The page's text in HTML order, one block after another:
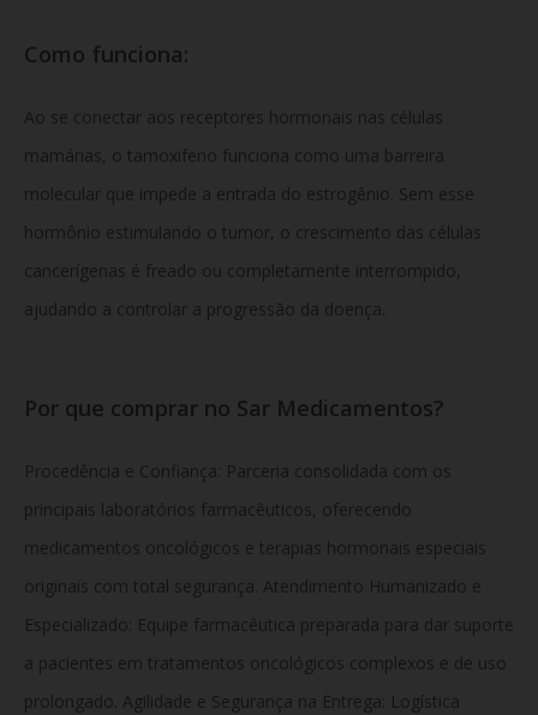
Como funciona:
Ao se conectar aos receptores hormonais nas células
mamárias, o tamoxifeno funciona como uma barreira
molecular que impede a entrada do estrogênio. Sem esse
hormônio estimulando o tumor, o crescimento das células
cancerígenas é freado ou completamente interrompido,
ajudando a controlar a progressão da doença.
Por que comprar no Sar Medicamentos?
Procedência e Confiança: Parceria consolidada com os
principais laboratórios farmacêuticos, oferecendo
medicamentos oncológicos e terapias hormonais especiais
originais com total segurança. Atendimento Humanizado e
Especializado: Equipe farmacêutica preparada para dar suporte
a pacientes em tratamentos oncológicos complexos e de uso
prolongado. Agilidade e Segurança na Entrega: Logística